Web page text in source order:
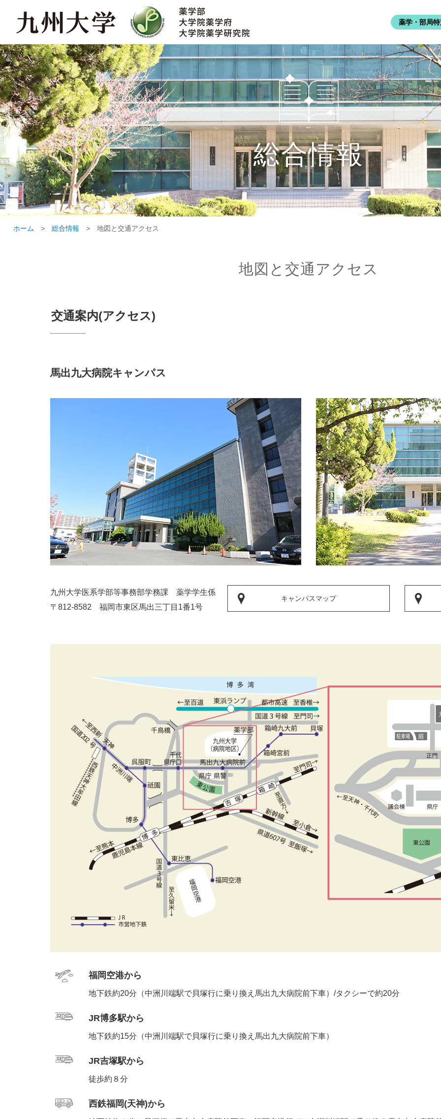
薬学・部局
総合情報
ホーム > 総合情報 > 地図と交通アクセス
地図と交通アクセス
交通案内(アクセス)
馬出九大病院キャンパス
九州大学医系学部等事務部学務課 薬学学生係
〒812-8582 福岡市東区馬出三丁目1番1号
キャンパスマップ
福岡空港から
地下鉄約20分（中洲川端駅で貝塚行に乗り換え馬出九大病院前下車）/タクシーで約20分
JR博多駅から
地下鉄約15分（中洲川端駅で貝塚行に乗り換え馬出九大病院前下車）
JR吉塚駅から
徒歩約８分
西鉄福岡(天神)から